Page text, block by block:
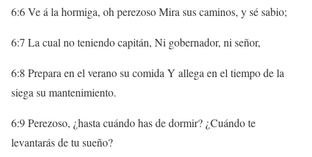
6:6 Ve á la hormiga, oh perezoso Mira sus caminos, y sé sabio;
6:7 La cual no teniendo capitán, Ni gobernador, ni señor,
6:8 Prepara en el verano su comida Y allega en el tiempo de la
siega su mantenimiento.
6:9 Perezoso, ¿hasta cuándo has de dormir? ¿Cuándo te
levantarás de tu sueño?